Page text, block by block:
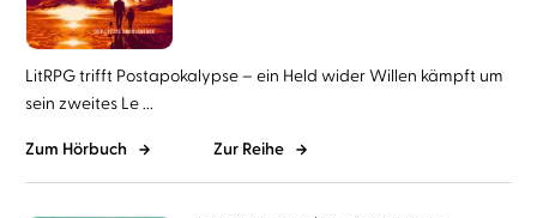
LitRPG trifft Postapokalypse – ein Held wider Willen kämpft um
sein zweites Le ...
Zum Hörbuch Zur Reihe